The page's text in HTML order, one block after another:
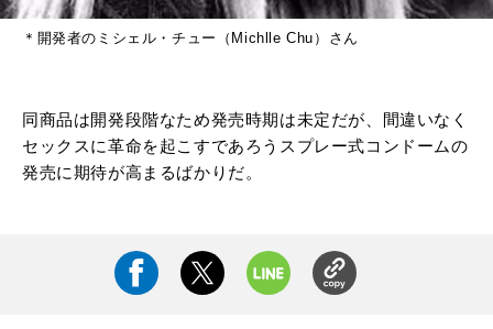
＊開発者のミシェル・チュー（Michlle Chu）さん
同商品は開発段階なため発売時期は未定だが、間違いなく
セックスに革命を起こすであろうスプレー式コンドームの
発売に期待が高まるばかりだ。